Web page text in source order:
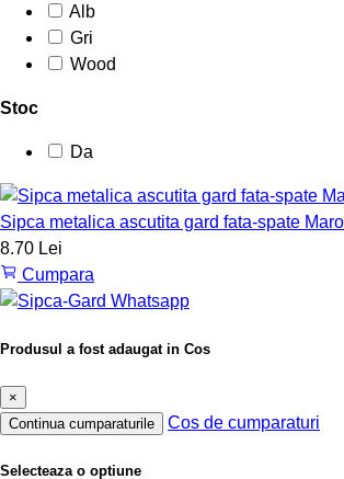
Alb
Gri
Wood
Stoc
Da
Sipca metalica ascutita gard fata-spate
8.70 Lei
Cumpara
Produsul a fost adaugat in Cos
×
Continua cumparaturile
Cos de cumparaturi
Selecteaza o optiune